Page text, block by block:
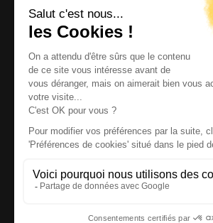
Magazine et site internet